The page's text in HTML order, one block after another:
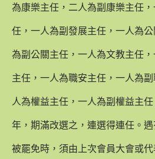
為康樂主任，二人為副康樂主任
任，一人為副發展主任，一人為
為副公關主任，一人為文教主任
主任，一人為職安主任，一人為
人為權益主任，一人為副權益主
年，期滿改選之，連選得連任。
被罷免時，須由上次會員大會或